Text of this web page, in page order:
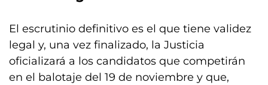
El escrutinio definitivo es el que tiene validez
legal y, una vez finalizado, la Justicia
oficializará a los candidatos que competirán
en el balotaje del 19 de noviembre y que,